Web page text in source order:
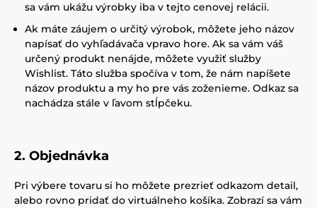
sa vám ukážu výrobky iba v tejto cenovej relácii.
Ak máte záujem o určitý výrobok, môžete jeho názov
napísať do vyhľadávača vpravo hore. Ak sa vám váš
určený produkt nenájde, môžete využiť služby
Wishlist. Táto služba spočíva v tom, že nám napíšete
názov produktu a my ho pre vás zoženieme. Odkaz sa
nachádza stále v ľavom stĺpčeku.
2. Objednávka
Pri výbere tovaru si ho môžete prezrieť odkazom detail,
alebo rovno pridať do virtuálneho košíka. Zobrazí sa vám